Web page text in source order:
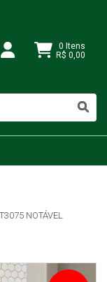
0 Itens
R$ 0,00
NOTÁVEL